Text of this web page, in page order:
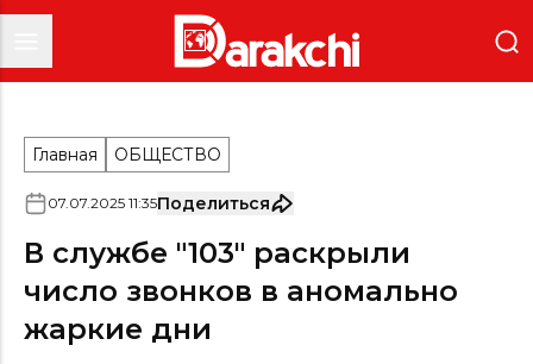
Главная ОБЩЕСТВО
07.07.2025 11:35Поделиться
В службе "103" раскрыли
число звонков в аномально
жаркие дни